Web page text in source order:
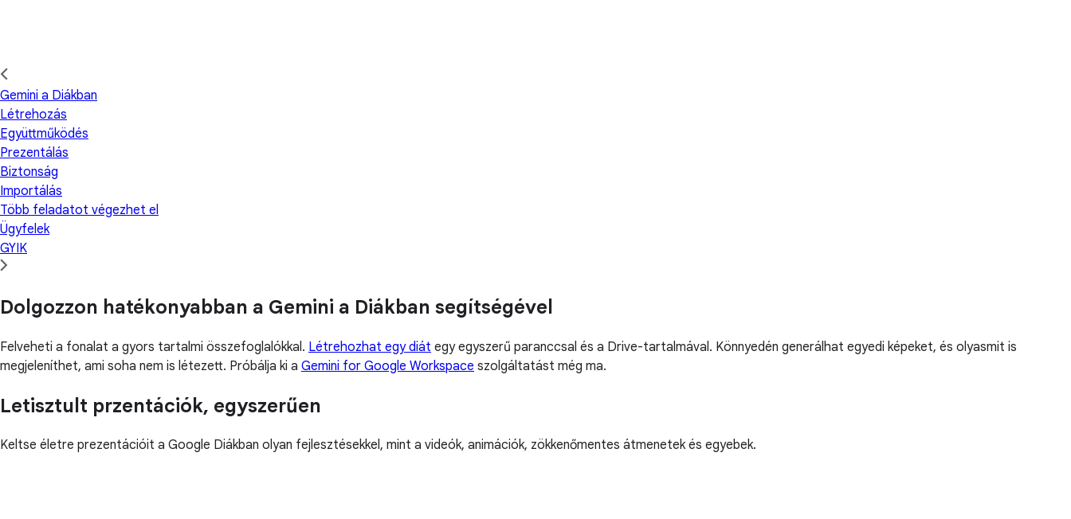
Gemini a Diákban
Létrehozás
Együttműködés
Prezentálás
Biztonság
Importálás
Több feladatot végezhet el
Ügyfelek
GYIK
Dolgozzon hatékonyabban a Gemini a Diákban segítségével
Felveheti a fonalat a gyors tartalmi összefoglalókkal. Létrehozhat egy diát egy egyszerű paranccsal és a Drive-tartalmával. Könnyedén generálhat egyedi képeket, és olyasmit is
megjeleníthet, ami soha nem is létezett. Próbálja ki a Gemini for Google Workspace szolgáltatást még ma.
Letisztult przentációk, egyszerűen
Keltse életre prezentációit a Google Diákban olyan fejlesztésekkel, mint a videók, animációk, zökkenőmentes átmenetek és egyebek.